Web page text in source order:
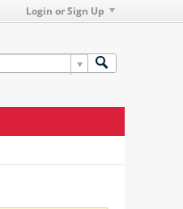
Login or Sign Up